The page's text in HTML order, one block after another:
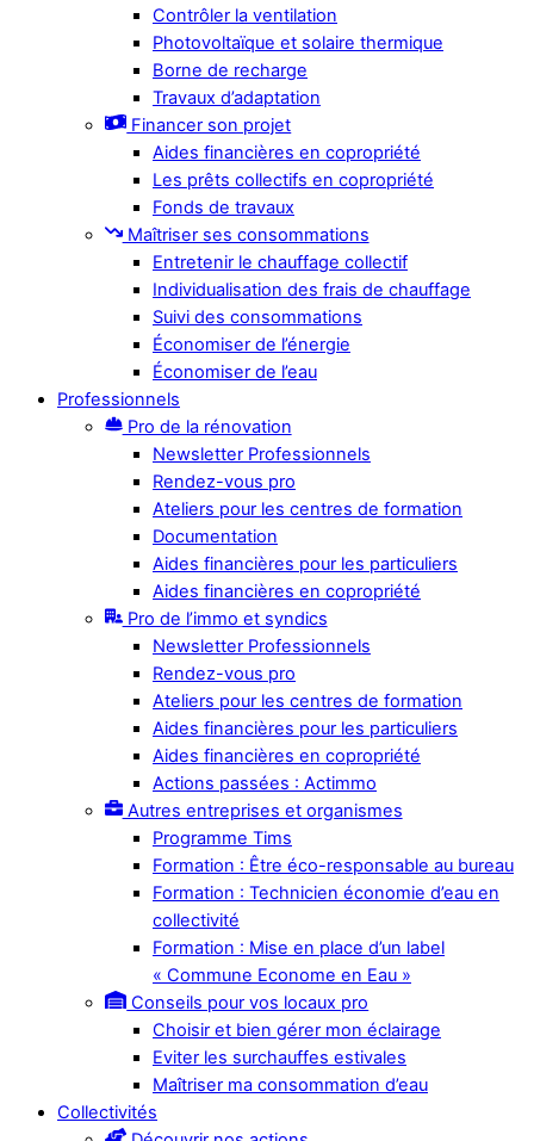
Contrôler la ventilation
Photovoltaïque et solaire thermique
Borne de recharge
Travaux d’adaptation
Financer son projet
Aides financières en copropriété
Les prêts collectifs en copropriété
Fonds de travaux
Maîtriser ses consommations
Entretenir le chauffage collectif
Individualisation des frais de chauffage
Suivi des consommations
Économiser de l’énergie
Économiser de l’eau
Professionnels
Pro de la rénovation
Newsletter Professionnels
Rendez-vous pro
Ateliers pour les centres de formation
Documentation
Aides financières pour les particuliers
Aides financières en copropriété
Pro de l’immo et syndics
Newsletter Professionnels
Rendez-vous pro
Ateliers pour les centres de formation
Aides financières pour les particuliers
Aides financières en copropriété
Actions passées : Actimmo
Autres entreprises et organismes
Programme Tims
Formation : Être éco-responsable au bureau
Formation : Technicien économie d’eau en
collectivité
Formation : Mise en place d’un label
« Commune Econome en Eau »
Conseils pour vos locaux pro
Choisir et bien gérer mon éclairage
Eviter les surchauffes estivales
Maîtriser ma consommation d’eau
Collectivités